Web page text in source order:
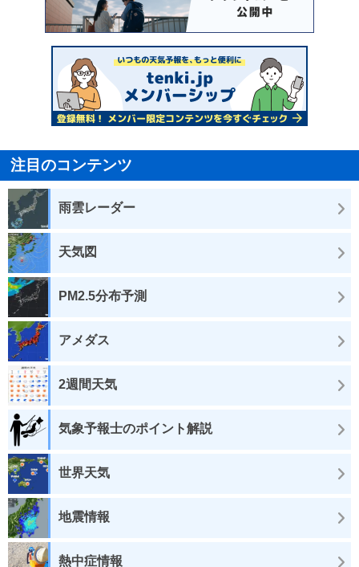
注目のコンテンツ
雨雲レーダー
天気図
PM2.5分布予測
アメダス
2週間天気
気象予報士のポイント解説
世界天気
地震情報
熱中症情報